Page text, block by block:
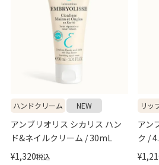
ハンドクリーム NEW
アンブリオリス シカリス ハン
ド&ネイルクリーム / 30mL
¥1,320税込
リッ
アン
ク /
¥